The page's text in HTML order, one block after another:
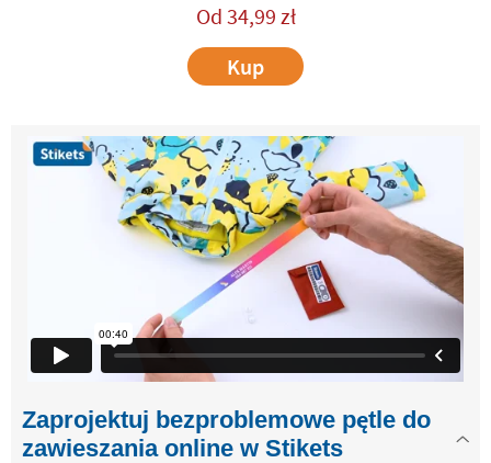
Od 34,99 zł
Kup
Zaprojektuj bezproblemowe pętle do
zawieszania online w Stikets